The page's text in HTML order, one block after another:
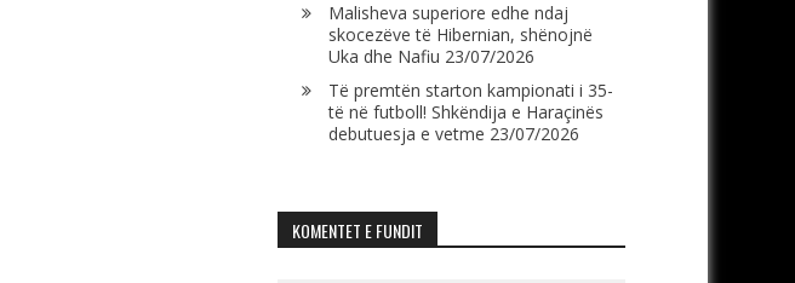
Malisheva superiore edhe ndaj
skocezëve të Hibernian, shënojnë
Uka dhe Nafiu 23/07/2026
Të premtën starton kampionati i 35-
të në futboll! Shkëndija e Haraçinës
debutuesja e vetme 23/07/2026
KOMENTET E FUNDIT